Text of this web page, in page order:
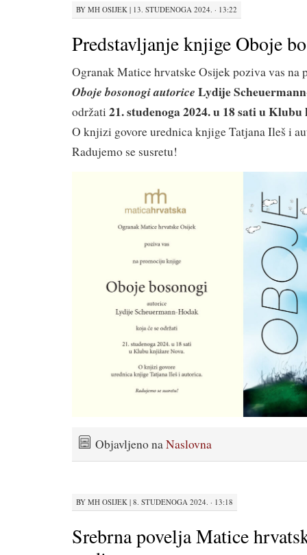
BY MH OSIJEK | 13. STUDENOGA 2024. · 13:22
Predstavljanje knjige Oboje
Ogranak Matice hrvatske Osijek poziva vas na
Oboje bosonogi autorice Lydije
održati 21. studenoga 2024.u 18 sati u
O knjizi govore urednica knjige Tatjana Ileš i
Radujemo se susretu!
Objavljeno naNaslovna
BY MH OSIJEK | 8. STUDENOGA 2024. · 13:18
Srebrna povelja Matice